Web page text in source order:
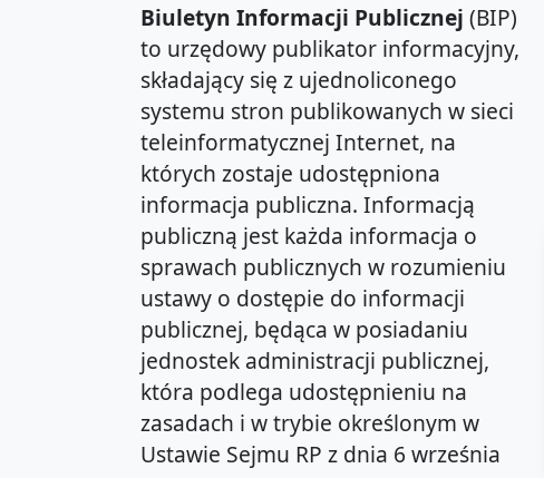
Biuletyn Informacji Publicznej (BIP)
to urzędowy publikator informacyjny,
składający się z ujednoliconego
systemu stron publikowanych w sieci
teleinformatycznej Internet, na
których zostaje udostępniona
informacja publiczna. Informacją
publiczną jest każda informacja o
sprawach publicznych w rozumieniu
ustawy o dostępie do informacji
publicznej, będąca w posiadaniu
jednostek administracji publicznej,
która podlega udostępnieniu na
zasadach i w trybie określonym w
Ustawie Sejmu RP z dnia 6 września